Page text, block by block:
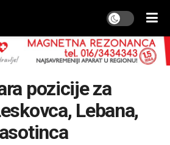
pozicije za
Lebana,